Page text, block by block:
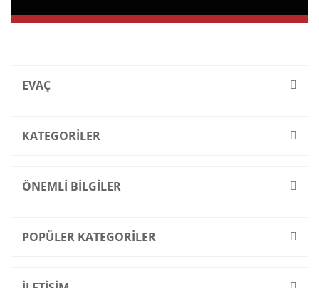
EVAÇ
KATEGORİLER
ÖNEMLİ BİLGİLER
POPÜLER KATEGORİLER